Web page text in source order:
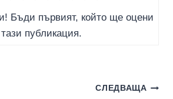
Бъди първият, който ще оцени
тази публикация.
СЛЕДВАЩА